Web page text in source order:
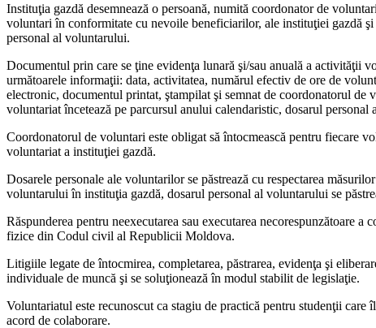
Instituţia gazdă desemnează o persoană, numită coordonator de
voluntari în conformitate cu nevoile bene­ficiarilor, ale instituţiei gazdă
personal al voluntarului.
Documentul prin care se ţine evidenţa lunară şi/sau anuală a activităţii
următoarele informaţii: data, activitatea, numărul efectiv de ore de
electronic, documentul printat, ştampilat şi semnat de coordonatorul
voluntariat încetează pe par­cursul anului calendaristic, do­sarul
Coordonatorul de voluntari este obligat să întocmească pen­tru fiecare
voluntariat a insti­tuţiei gazdă.
Dosarele personale ale volun­tarilor se păstrează cu respectarea
voluntarului în instituţia gazdă, dosarul personal al voluntarului se
Răspunderea pentru neexe­cutarea sau executarea neco­respunzătoare
fizice din Codul civil al Republicii Mol­dova.
Litigiile legate de întocmirea, completarea, păstrarea, evidenţa şi
individuale de muncă şi se soluţionează în mo­dul stabilit de legislaţie.
Voluntariatul este recunoscut ca stagiu de practică pentru stu­denţii
acord de co­laborare.